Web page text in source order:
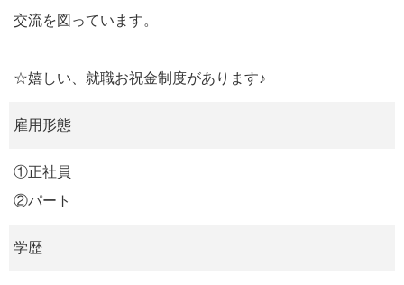
交流を図っています。
☆嬉しい、就職お祝金制度があります♪
雇用形態
①正社員
②パート
学歴